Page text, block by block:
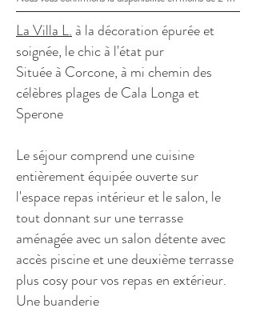
La Villa L. à la décoration épurée et
soignée, le chic à l'état pur
Située à Corcone, à mi chemin des
célèbres plages de Cala Longa et
Sperone
Le séjour comprend une cuisine
entièrement équipée ouverte sur
l'espace repas intérieur et le salon, le
tout donnant sur une terrasse
aménagée avec un salon détente avec
accès piscine et une deuxième terrasse
plus cosy pour vos repas en extérieur.
Une buanderie